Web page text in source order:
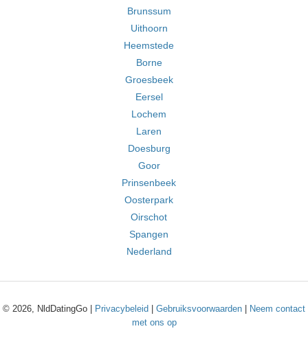
Brunssum
Uithoorn
Heemstede
Borne
Groesbeek
Eersel
Lochem
Laren
Doesburg
Goor
Prinsenbeek
Oosterpark
Oirschot
Spangen
Nederland
© 2026, NldDatingGo | Privacybeleid Gebruiksvoorwaarden
Neem contact
met ons op